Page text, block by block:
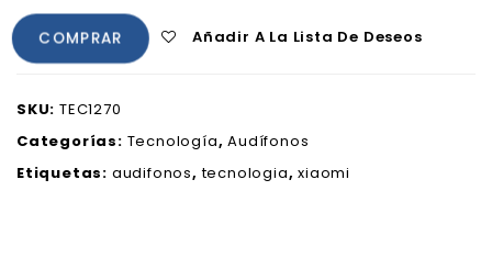
COMPRAR Añadir A La Lista De Deseos
SKU: TEC1270
Categorías: Tecnología,Audífonos
Etiquetas: audifonos,tecnologia,xiaomi